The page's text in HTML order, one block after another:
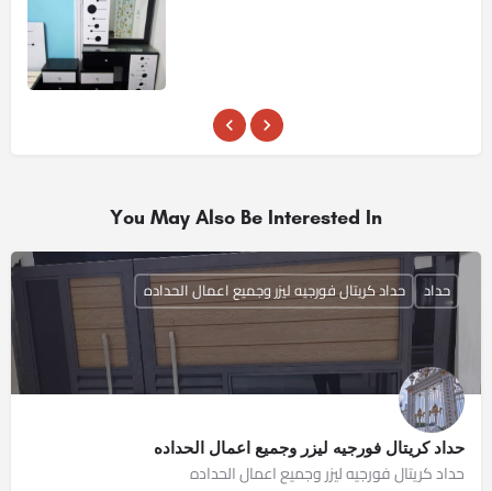
You May Also Be Interested In
حداد كريتال فورجيه ليزر وجميع اعمال الحداده
حداد كريتال فورجيه ليزر وجميع اعمال الحداده
حداد حداد كريتال فورجيه ليزر وجميع اعمال الحداده